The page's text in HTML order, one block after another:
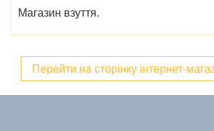
Магазин взуття.
Перейти на сторінку інтернет-